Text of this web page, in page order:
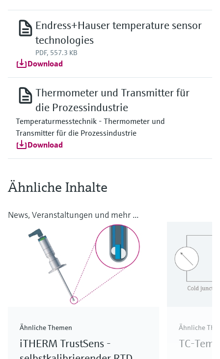
Endress+Hauser temperature sensor
technologies
PDF, 557.3 KB
Download
Thermometer und Transmitter für
die Prozessindustrie
Temperaturmesstechnik - Thermometer und
Transmitter für die Prozessindustrie
Download
Ähnliche Inhalte
News, Veranstaltungen und mehr ...
Ähnliche Themen
iTHERM TrustSens -
Ähnliche
TC-